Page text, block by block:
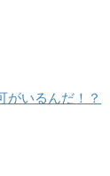
がいるんだ！？